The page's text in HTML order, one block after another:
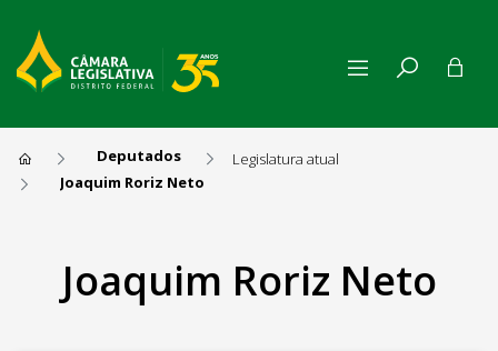
Deputados
Legislatura atual
Joaquim Roriz Neto
Joaquim Roriz Neto